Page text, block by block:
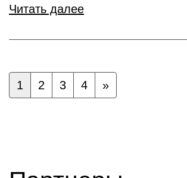
Читать далее
1 2 3 4 »